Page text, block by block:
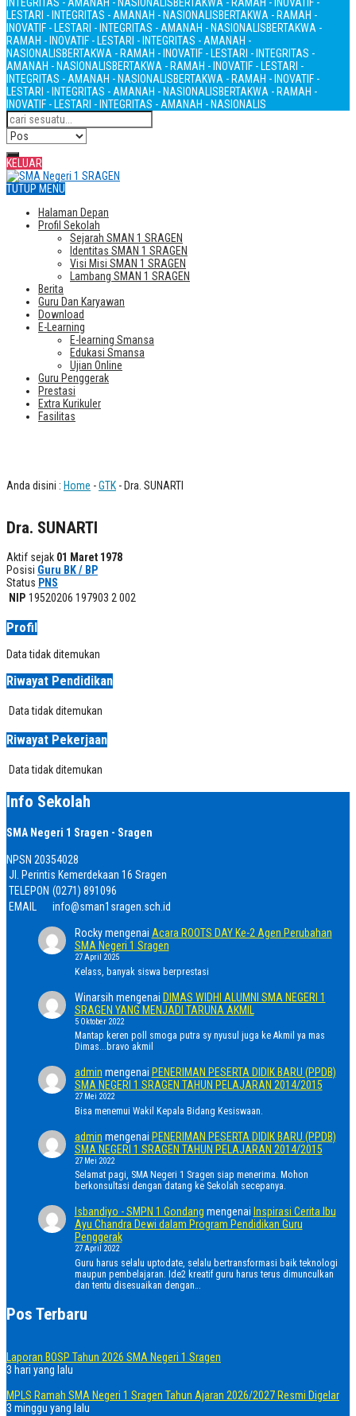
LESTARI - INTEGRITAS - AMANAH - NASIONALISBERTAKWA - RAMAH -
INOVATIF - LESTARI - INTEGRITAS - AMANAH - NASIONALISBERTAKWA -
RAMAH - INOVATIF - LESTARI - INTEGRITAS - AMANAH -
NASIONALISBERTAKWA - RAMAH - INOVATIF - LESTARI - INTEGRITAS -
AMANAH - NASIONALISBERTAKWA - RAMAH - INOVATIF - LESTARI -
INTEGRITAS - AMANAH - NASIONALISBERTAKWA - RAMAH - INOVATIF -
LESTARI - INTEGRITAS - AMANAH - NASIONALISBERTAKWA - RAMAH -
INOVATIF - LESTARI - INTEGRITAS - AMANAH - NASIONALIS
KELUAR
TUTUP MENU
Halaman Depan
Profil Sekolah
Sejarah SMAN 1 SRAGEN
Identitas SMAN 1 SRAGEN
Visi Misi SMAN 1 SRAGEN
Lambang SMAN 1 SRAGEN
Berita
Guru Dan Karyawan
Download
E-Learning
E-learning Smansa
Edukasi Smansa
Ujian Online
Guru Penggerak
Prestasi
Extra Kurikuler
Fasilitas
Anda disini : Home -GTK - Dra. SUNARTI
Dra. SUNARTI
Aktif sejak 01 Maret 1978
Posisi Guru BK / BP
Status PNS
NIP 19520206 197903 2 002
Profil
Data tidak ditemukan
Riwayat Pendidikan
Data tidak ditemukan
Riwayat Pekerjaan
Data tidak ditemukan
Info Sekolah
SMA Negeri 1 Sragen - Sragen
NPSN 20354028
Jl. Perintis Kemerdekaan 16 Sragen
TELEPON (0271) 891096
EMAIL
info@sman1sragen.sch.id
Rockymengenai Acara ROOTS DAY Ke-2 Agen Perubahan
SMA Negeri 1 Sragen
27 April 2025
Kelass, banyak siswa berprestasi
Winarsih mengenai DIMAS WIDHI ALUMNI SMA NEGERI 1
SRAGEN YANG MENJADI TARUNA AKMIL
5 Oktober 2022
Mantap keren poll smoga putra sy nyusul juga ke Akmil ya mas
Dimas...bravo akmil
admin mengenai PENERIMAN PESERTA DIDIK BARU (PPDB)
SMA NEGERI 1 SRAGEN TAHUN PELAJARAN 2014/2015
27 Mei 2022
Bisa menemui Wakil Kepala Bidang Kesiswaan.
admin mengenai PENERIMAN PESERTA DIDIK BARU (PPDB)
SMA NEGERI 1 SRAGEN TAHUN PELAJARAN 2014/2015
27 Mei 2022
Selamat pagi, SMA Negeri 1 Sragen siap menerima. Mohon
berkonsultasi dengan datang ke Sekolah secepanya.
Isbandiyo - SMPN 1 Gondang mengenai Inspirasi Cerita Ibu
Ayu Chandra Dewi dalam Program Pendidikan Guru
Penggerak
27 April 2022
Guru harus selalu uptodate, selalu bertransformasi baik teknologi
maupun pembelajaran. Ide2 kreatif guru harus terus dimunculkan
dan tentu disesuaikan dengan…
Pos Terbaru
Laporan BOSP Tahun 2026 SMA Negeri 1 Sragen
3 hari yang lalu
MPLS Ramah SMA Negeri 1 Sragen Tahun Ajaran 2026/2027 Resmi Digelar
3 minggu yang lalu